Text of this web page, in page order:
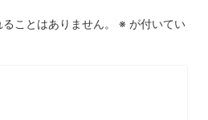
ことはありません。 ※ が付いてい